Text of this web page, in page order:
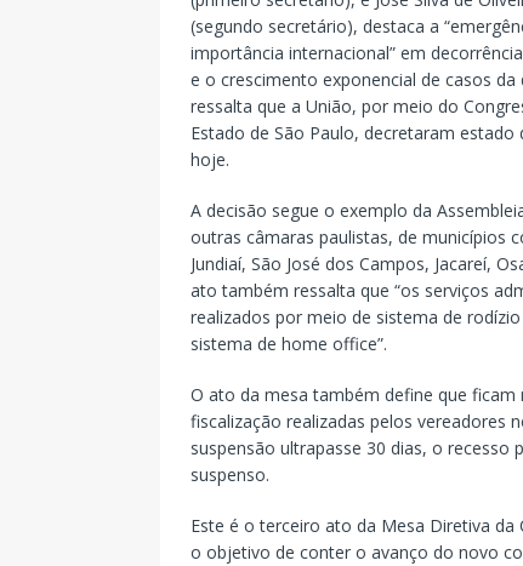
(segundo secretário), destaca a
importância internacional” em
e o crescimento exponencial de casos
ressalta que a União, por meio do
Estado de São Paulo, decretaram estado
hoje.
A decisão segue o exemplo da
outras câmaras paulistas, de municípios
Jundiaí, São José dos Campos, Jacareí,
ato também ressalta que “os serviços
realizados por meio de sistema de
sistema de home office”.
O ato da mesa também define que ficam
fiscalização realizadas pelos vereadores
suspensão ultrapasse 30 dias, o recesso
suspenso.
Este é o terceiro ato da Mesa Diretiva da
o objetivo de conter o avanço do novo